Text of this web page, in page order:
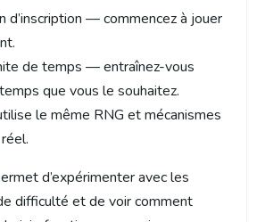
d’inscription — commencez à jouer
de temps — entraînez-vous
que vous le souhaitez.
le même RNG et mécanismes
d’expérimenter avec les
difficulté et de voir comment